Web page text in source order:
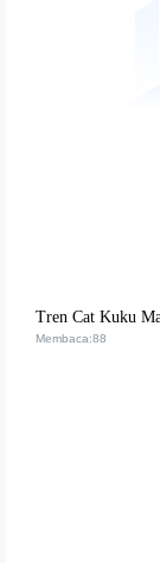
Membaca:88